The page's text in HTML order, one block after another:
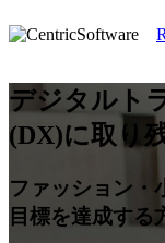
デジタルト
(DX)に取り
ファッション・
目標を達成する